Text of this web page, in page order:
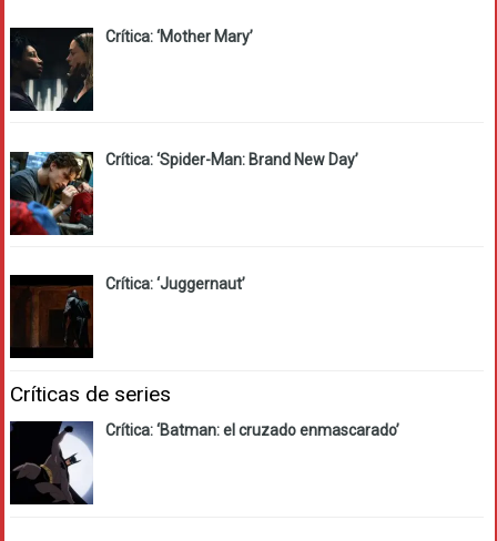
Crítica: ‘Mother Mary’
Crítica: ‘Spider-Man: Brand New Day’
Crítica: ‘Juggernaut’
Críticas de series
Crítica: ‘Batman: el cruzado enmascarado’